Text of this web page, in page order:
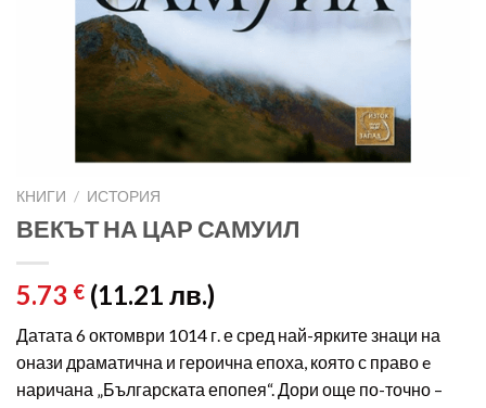
КНИГИ / ИСТОРИЯ
ВЕКЪТ НА ЦАР САМУИЛ
5.73 € (11.21 лв.)
Датата 6 октомври 1014 г. е сред най-ярките знаци на
онази драматична и героична епоха, която с право e
наричана „Българската епопея“. Дори още по-точно –